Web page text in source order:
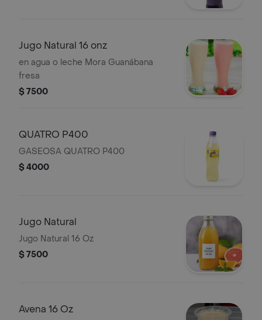
Jugo Natural 16 onz
en agua o leche Mora Guanábana
fresa
$ 7500
QUATRO P400
GASEOSA QUATRO P400
$ 4000
Jugo Natural
Jugo Natural 16 Oz
$ 7500
Avena 16 Oz